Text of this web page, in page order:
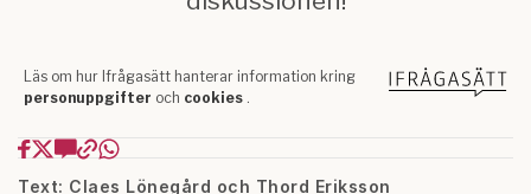
Text: Claes Lönegård och Thord Eriksson